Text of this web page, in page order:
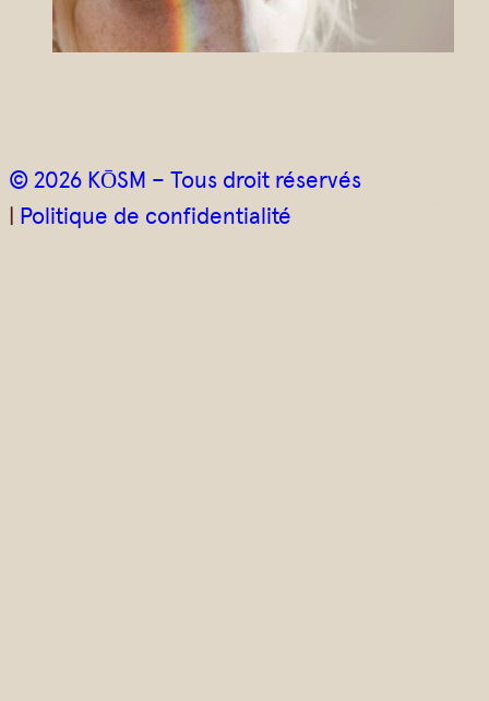
© 2026 KŌSM – Tous droit réservés
| Politique de confidentialité